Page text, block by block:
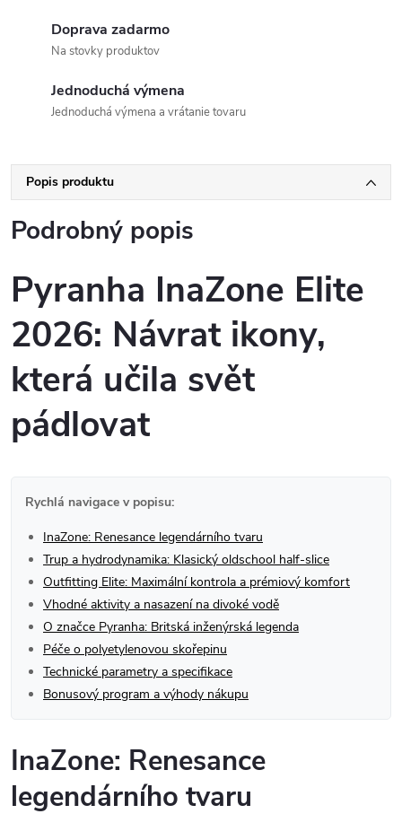
Doprava zadarmo
Na stovky produktov
Jednoduchá výmena
Jednoduchá výmena a vrátanie tovaru
Popis produktu
Podrobný popis
Pyranha InaZone Elite
2026: Návrat ikony,
která učila svět
pádlovat
Rychlá navigace v popisu:
InaZone: Renesance legendárního tvaru
Trup a hydrodynamika: Klasický oldschool half-slice
Outfitting Elite: Maximální kontrola a prémiový komfort
Vhodné aktivity a nasazení na divoké vodě
O značce Pyranha: Britská inženýrská legenda
Péče o polyetylenovou skořepinu
Technické parametry a specifikace
Bonusový program a výhody nákupu
InaZone: Renesance
legendárního tvaru